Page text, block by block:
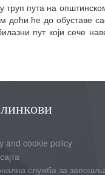
пута на
ће до обуставе
пут који сече
and cookie policy
служба за